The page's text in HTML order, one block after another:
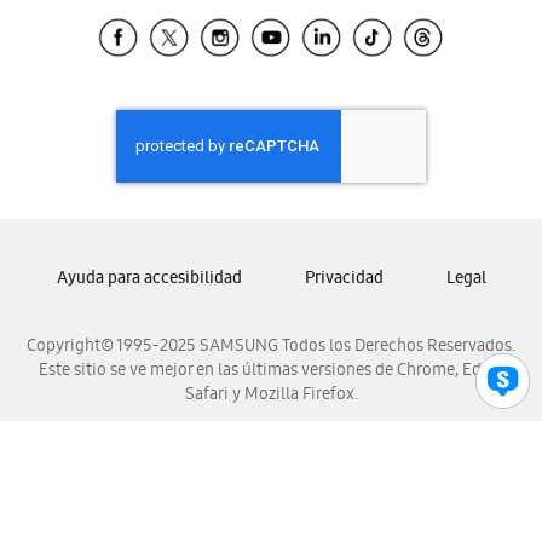
Samsung El Salvador
Samsung Honduras
Samsung Nicaragua
Samsung Panamá
Samsung Venezuela
Copyright© 1995-2025 SAMSUNG Todos los Derechos Reservados.
Este sitio se ve mejor en las últimas versiones de Chrome, Edge,
Safari y Mozilla Firefox.
Ayuda para accesibilidad Privacidad Legal